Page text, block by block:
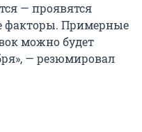
— проявятся
факторы. Примерные
можно будет
— резюмировал